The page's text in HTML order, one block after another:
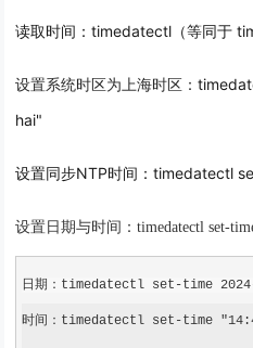
读取时间：timedatectl（等同于
设置系统时区为上海时区：
hai"
设置同步NTP时间：timedatectl
设置日期与时间：timedatectl set-
日期：timedatectl set-time
时间：timedatectl set-time